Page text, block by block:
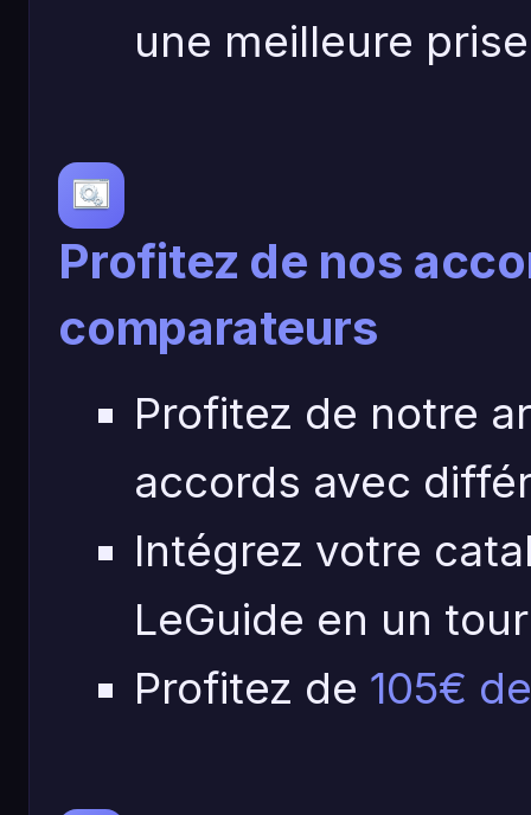
une meilleure
Profitez de nos
comparateurs
Profitez de notre
accords avec
Intégrez votre
LeGuide en un
Profitez de 105€